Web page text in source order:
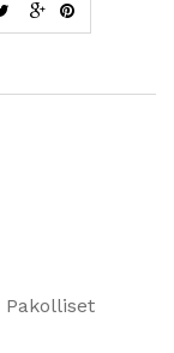
Pakolliset